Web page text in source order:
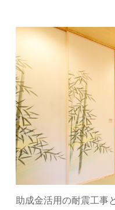
助成金活用の耐震工事